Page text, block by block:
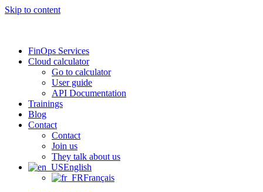
Skip to content
FinOps Services
Cloud calculator
Go to calculator
User guide
API Documentation
Trainings
Blog
Contact
Contact
Join us
They talk about us
English
Français